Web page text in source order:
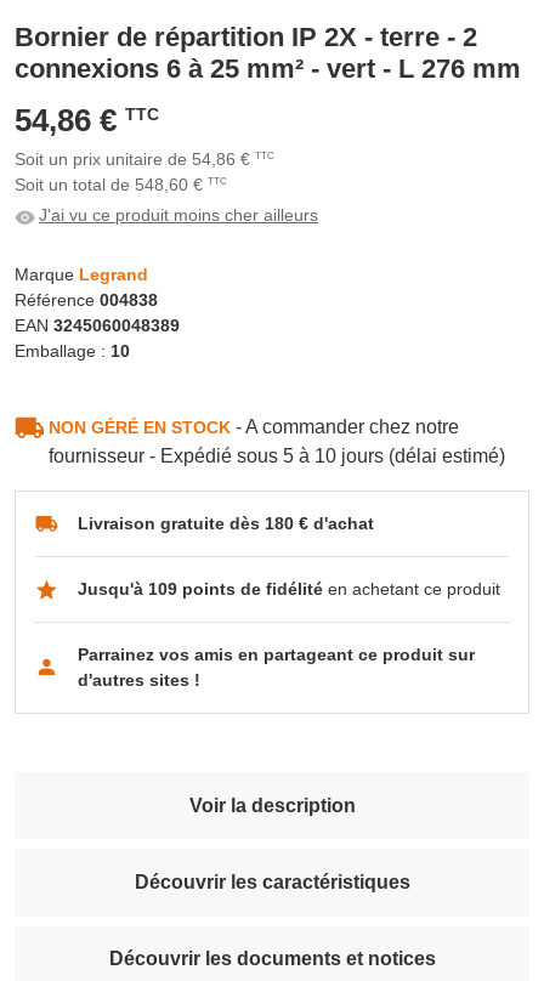
Bornier de répartition IP 2X - terre - 2
connexions 6 à 25 mm² - vert - L 276 mm
54,86 € TTC
Soit un prix unitaire de 54,86 € TTC
Soit un total de 548,60 € TTC
J'ai vu ce produit moins cher ailleurs
Marque Legrand
Référence 004838
EAN 3245060048389
Emballage : 10
NON GÉRÉ EN STOCK- A commander chez notre
fournisseur - Expédié sous 5 à 10 jours (délai estimé)
Livraison gratuite dès 180 € d'achat
Jusqu'à 109 points de fidélitéen achetant ce produit
Parrainez vos amis en partageant ce produit sur
d'autres sites !
Voir la description
Découvrir les caractéristiques
Découvrir les documents et notices